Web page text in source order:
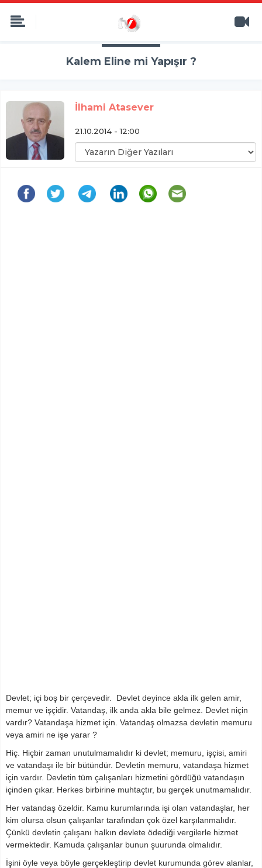
Kalem Eline mi Yapışır ?
İlhami Atasever
21.10.2014 - 12:00
Devlet; içi boş bir çerçevedir. Devlet deyince akla ilk gelen amir,
memur ve işçidir. Vatandaş, ilk anda akla bile gelmez. Devlet niçin
vardır? Vatandaşa hizmet için. Vatandaş olmazsa devletin memuru
veya amiri ne işe yarar ?
Hiç. Hiçbir zaman unutulmamalıdır ki devlet; memuru, işçisi, amiri
ve vatandaşı ile bir bütündür. Devletin memuru, vatandaşa hizmet
için vardır. Devletin tüm çalışanları hizmetini gördüğü vatandaşın
içinden çıkar. Herkes birbirine muhtaçtır, bu gerçek unutmamalıdır.
Her vatandaş özeldir. Kamu kurumlarında işi olan vatandaşlar, her
kim olursa olsun çalışanlar tarafından çok özel karşılanmalıdır.
Çünkü devletin çalışanı halkın devlete ödediği vergilerle hizmet
vermektedir. Kamuda çalışanlar bunun şuurunda olmalıdır.
İşini öyle veya böyle gerçekleştirip devlet kurumunda görev alanlar,